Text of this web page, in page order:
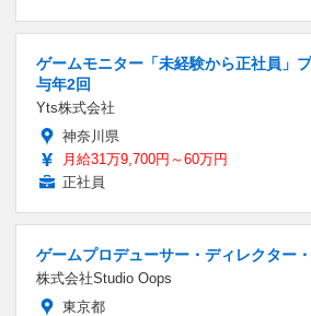
ゲームモニター「未経験から正社員」
与年2回
Yts株式会社
神奈川県
月給31万9,700円～60万円
正社員
ゲームプロデューサー・ディレクター
株式会社Studio Oops
東京都